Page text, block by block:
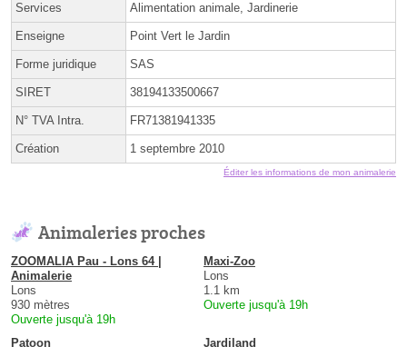
Services Alimentation animale, Jardinerie
Enseigne Point Vert le Jardin
Forme juridique SAS
SIRET 38194133500667
N° TVA Intra. FR71381941335
Création 1 septembre 2010
Éditer les informations de mon animalerie
Animaleries proches
ZOOMALIA Pau - Lons 64 |
Animalerie
Lons
930 mètres
Ouverte jusqu'à 19h
Maxi-Zoo
Lons
1.1 km
Ouverte jusqu'à 19h
Patoon
Jardiland